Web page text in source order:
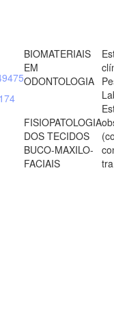
BIOMATERIAIS
EM
ODONTOLOGIA
FISIOPATOLOGIA
DOS TECIDOS
BUCO-MAXILO-
FACIAIS